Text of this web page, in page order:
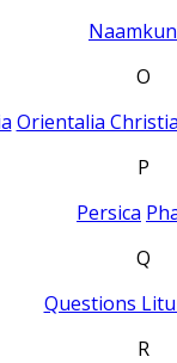
O
Orientalia
P
Persica
Q
Questions
R